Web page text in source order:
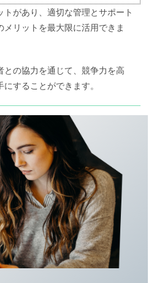
があり、適切な管理とサポート
リットを最大限に活用できま
の協力を通じて、競争力を高
することができます。